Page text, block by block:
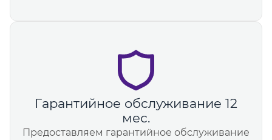
Гарантийное обслуживание 12
мес.
Предоставляем гарантийное обслуживание